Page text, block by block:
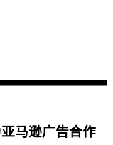
马逊广告合作